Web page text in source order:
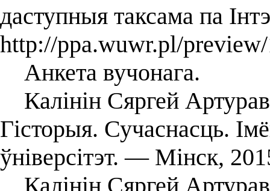
даступныя таксама па
http://ppa.wuwr.pl/
Анкета вучонага.
Калінін Сяргей
Гісторыя. Сучаснасць.
ўніверсітэт. — Мінск,
Калінін Сяргей